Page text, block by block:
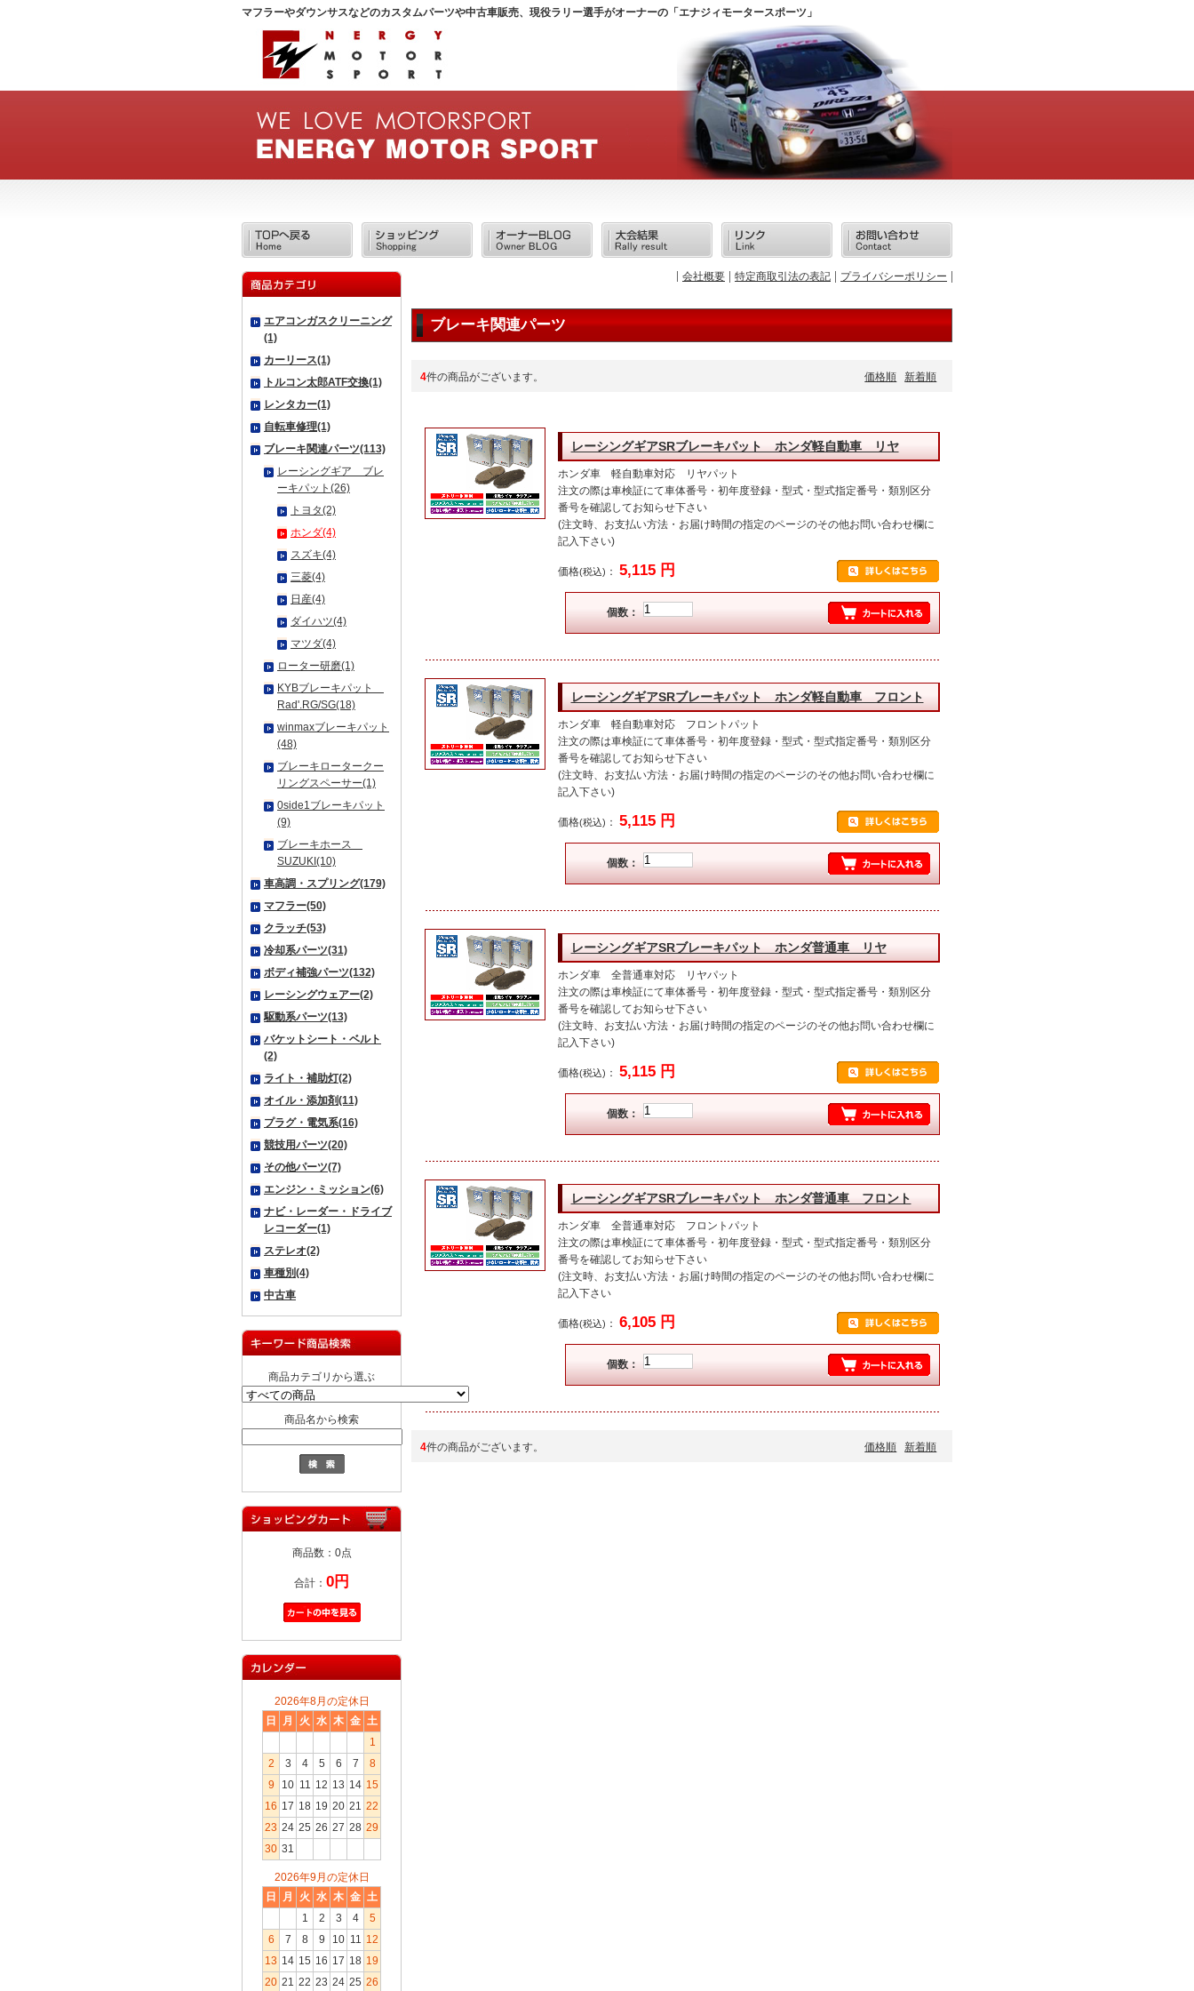
マフラーやダウンサスなどのカスタムパーツや中古車販売、現役ラリー選手がオーナーの「エナジィモータースポーツ」
エアコンガスクリーニング
(1)
カーリース(1)
トルコン太郎ATF交換(1)
レンタカー(1)
自転車修理(1)
ブレーキ関連パーツ(113)
レーシングギア ブレ
ーキパット(26)
トヨタ(2)
ホンダ(4)
スズキ(4)
三菱(4)
日産(4)
ダイハツ(4)
マツダ(4)
ローター研磨(1)
KYBブレーキパット
Rad'.RG/SG(18)
winmaxブレーキパット
(48)
ブレーキロータークー
リングスペーサー(1)
0side1ブレーキパット
(9)
ブレーキホース
SUZUKI(10)
車高調・スプリング(179)
マフラー(50)
クラッチ(53)
冷却系パーツ(31)
ボディ補強パーツ(132)
レーシングウェアー(2)
駆動系パーツ(13)
バケットシート・ベルト
(2)
ライト・補助灯(2)
オイル・添加剤(11)
プラグ・電気系(16)
競技用パーツ(20)
その他パーツ(7)
エンジン・ミッション(6)
ナビ・レーダー・ドライブ
レコーダー(1)
ステレオ(2)
車種別(4)
中古車
商品カテゴリから選ぶ
商品名から検索
商品数：0点
合計： 0円
2026年8月の定休日
日
月 火 水 木 金 土
1
2
3 4 5 6 7
8
9
10 11 12 13 14 15
16 17 18 19 20 21 22
23 24 25 26 27 28 29
30 31
2026年9月の定休日
日
月 火 水 木 金 土
1
2 3 4
5
6
7 8 9 10 11 12
13 14 15 16 17 18 19
20 21 22 23 24 25 26
会社概要 特定商取引法の表記 プライバシーポリシー
ブレーキ関連パーツ
4件の商品がございます。 価格順 新着順
レーシングギアSRブレーキパット ホンダ軽自動車 リヤ
ホンダ車 軽自動車対応 リヤパット
注文の際は車検証にて車体番号・初年度登録・型式・型式指定番号・類別区分
番号を確認してお知らせ下さい
(注文時、お支払い方法・お届け時間の指定のページのその他お問い合わせ欄に
記入下さい)
価格(税込) ： 5,115 円
個数：
レーシングギアSRブレーキパット ホンダ軽自動車 フロント
ホンダ車 軽自動車対応 フロントパット
注文の際は車検証にて車体番号・初年度登録・型式・型式指定番号・類別区分
番号を確認してお知らせ下さい
(注文時、お支払い方法・お届け時間の指定のページのその他お問い合わせ欄に
記入下さい)
価格(税込) ： 5,115 円
個数：
レーシングギアSRブレーキパット ホンダ普通車 リヤ
ホンダ車 全普通車対応 リヤパット
注文の際は車検証にて車体番号・初年度登録・型式・型式指定番号・類別区分
番号を確認してお知らせ下さい
(注文時、お支払い方法・お届け時間の指定のページのその他お問い合わせ欄に
記入下さい)
価格(税込) ： 5,115 円
個数：
レーシングギアSRブレーキパット ホンダ普通車 フロント
ホンダ車 全普通車対応 フロントパット
注文の際は車検証にて車体番号・初年度登録・型式・型式指定番号・類別区分
番号を確認してお知らせ下さい
(注文時、お支払い方法・お届け時間の指定のページのその他お問い合わせ欄に
記入下さい
価格(税込) ： 6,105 円
個数：
4件の商品がございます。 価格順 新着順